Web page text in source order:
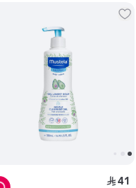
ê 41